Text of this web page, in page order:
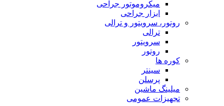
میکروموتور جراحی
ابزار جراحی
روتور، سرویتور و ترالی
ترالی
سرویتور
روتور
کوره ها
سینتر
پرسلن
میلینگ ماشین
تجهیزات عمومی